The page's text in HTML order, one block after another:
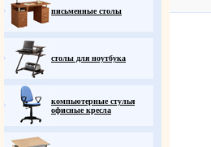
письменные столы
столы для ноутбука
компьютерные стулья
офисные кресла